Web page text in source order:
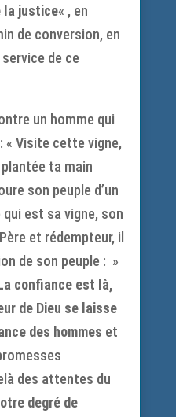
la justice« , en
de conversion, en
de ce
un homme qui
« Visite cette vigne,
ta main
son peuple d’un
est sa vigne, son
et rédempteur, il
de son peuple : »
confiance est là,
de Dieu se laisse
des hommes et
des attentes du
degré de